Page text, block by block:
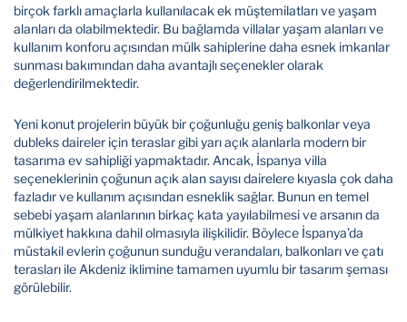
birçok farklı amaçlarla kullanılacak ek müştemilatları ve yaşam
alanları da olabilmektedir. Bu bağlamda villalar yaşam alanları ve
kullanım konforu açısından mülk sahiplerine daha esnek imkanlar
sunması bakımından daha avantajlı seçenekler olarak
değerlendirilmektedir.
Yeni konut projelerin büyük bir çoğunluğu geniş balkonlar veya
dubleks daireler için teraslar gibi yarı açık alanlarla modern bir
tasarıma ev sahipliği yapmaktadır. Ancak, İspanya villa
seçeneklerinin çoğunun açık alan sayısı dairelere kıyasla çok daha
fazladır ve kullanım açısından esneklik sağlar. Bunun en temel
sebebi yaşam alanlarının birkaç kata yayılabilmesi ve arsanın da
mülkiyet hakkına dahil olmasıyla ilişkilidir. Böylece İspanya’da
müstakil evlerin çoğunun sunduğu verandaları, balkonları ve çatı
terasları ile Akdeniz iklimine tamamen uyumlu bir tasarım şeması
görülebilir.